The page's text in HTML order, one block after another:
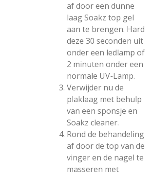
af door een dunne
laag Soakz top gel
aan te brengen. Hard
deze 30 seconden uit
onder een ledlamp of
2 minuten onder een
normale UV-Lamp.
Verwijder nu de
plaklaag met behulp
van een sponsje en
Soakz cleaner.
Rond de behandeling
af door de top van de
vinger en de nagel te
masseren met